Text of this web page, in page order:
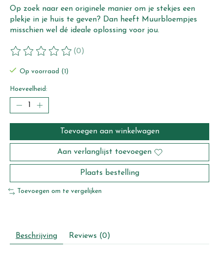
Op zoek naar een originele manier om je stekjes een
plekje in je huis te geven? Dan heeft Muurbloempjes
misschien wel dé ideale oplossing voor jou.
De beoordeling van dit product is
(0)
Op voorraad (1)
Hoeveelheid:
Toevoegen aan winkelwagen
Aan verlanglijst toevoegen
Plaats bestelling
Toevoegen om te vergelijken
Beschrijving Reviews (0)